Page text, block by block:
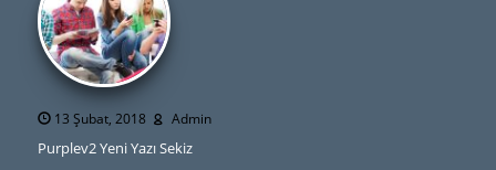
13 Şubat, 2018 Admin
Purplev2 Yeni Yazı Sekiz